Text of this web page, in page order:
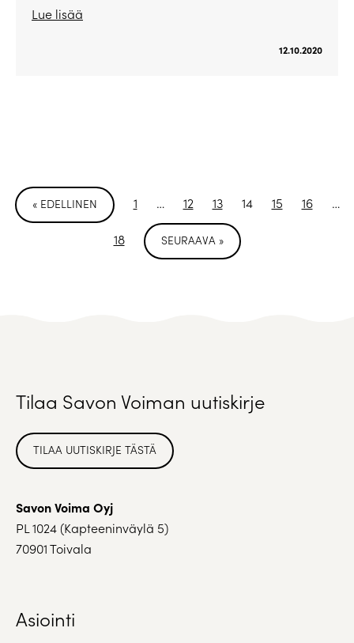
Lue lisää
12.10.2020
« EDELLINEN 1 … 12 13 14 15 16 …
18 SEURAAVA »
Tilaa Savon Voiman uutiskirje
TILAA UUTISKIRJE TÄSTÄ
Savon Voima Oyj
PL 1024 (Kapteeninväylä 5)
70901 Toivala
Asiointi